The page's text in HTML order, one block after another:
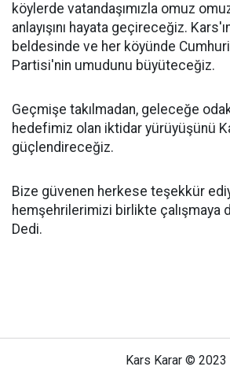
köylerde vatandaşımızla omuz
anlayışını hayata geçireceğiz.
beldesinde ve her köyünde
Partisi'nin umudunu büyüteceğiz.
Geçmişe takılmadan, geleceğe
hedefimiz olan iktidar yürüyüşünü
güçlendireceğiz.
Bize güvenen herkese teşekkür
hemşehrilerimizi birlikte çalışmaya
Dedi.
Kars Karar © 2023